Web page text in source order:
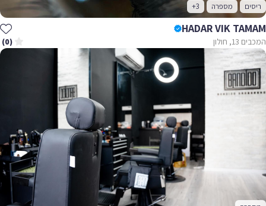
ריסים מספרה +3
HADAR VIK TAMAM
המכבים 13, חולון (0)